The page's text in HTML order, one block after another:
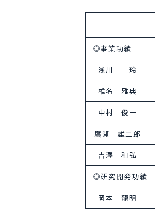
◎事業功績
浅川 玲
椎名 雅典
中村 俊一
廣瀬 雄二郎
吉澤 和弘
◎研究開発功績
岡本 龍明